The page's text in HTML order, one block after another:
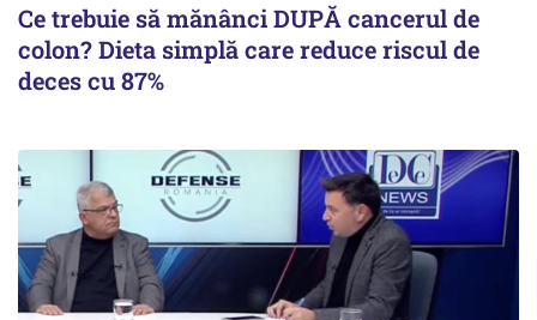
Ce trebuie să mănânci DUPĂ cancerul de
colon? Dieta simplă care reduce riscul de
deces cu 87%